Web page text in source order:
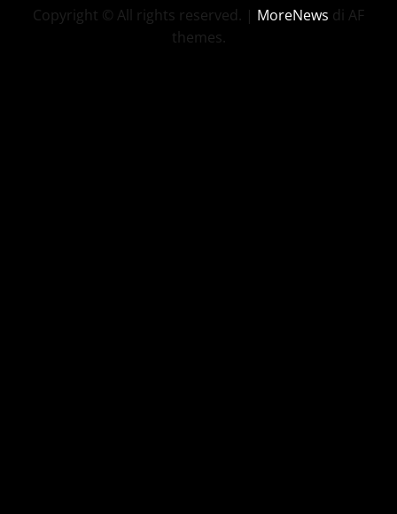
Copyright © All rights reserved. | MoreNews di AF
themes.